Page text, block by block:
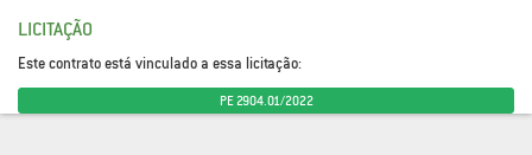
LICITAÇÃO
Este contrato está vinculado a essa licitação:
PE 2904.01/2022